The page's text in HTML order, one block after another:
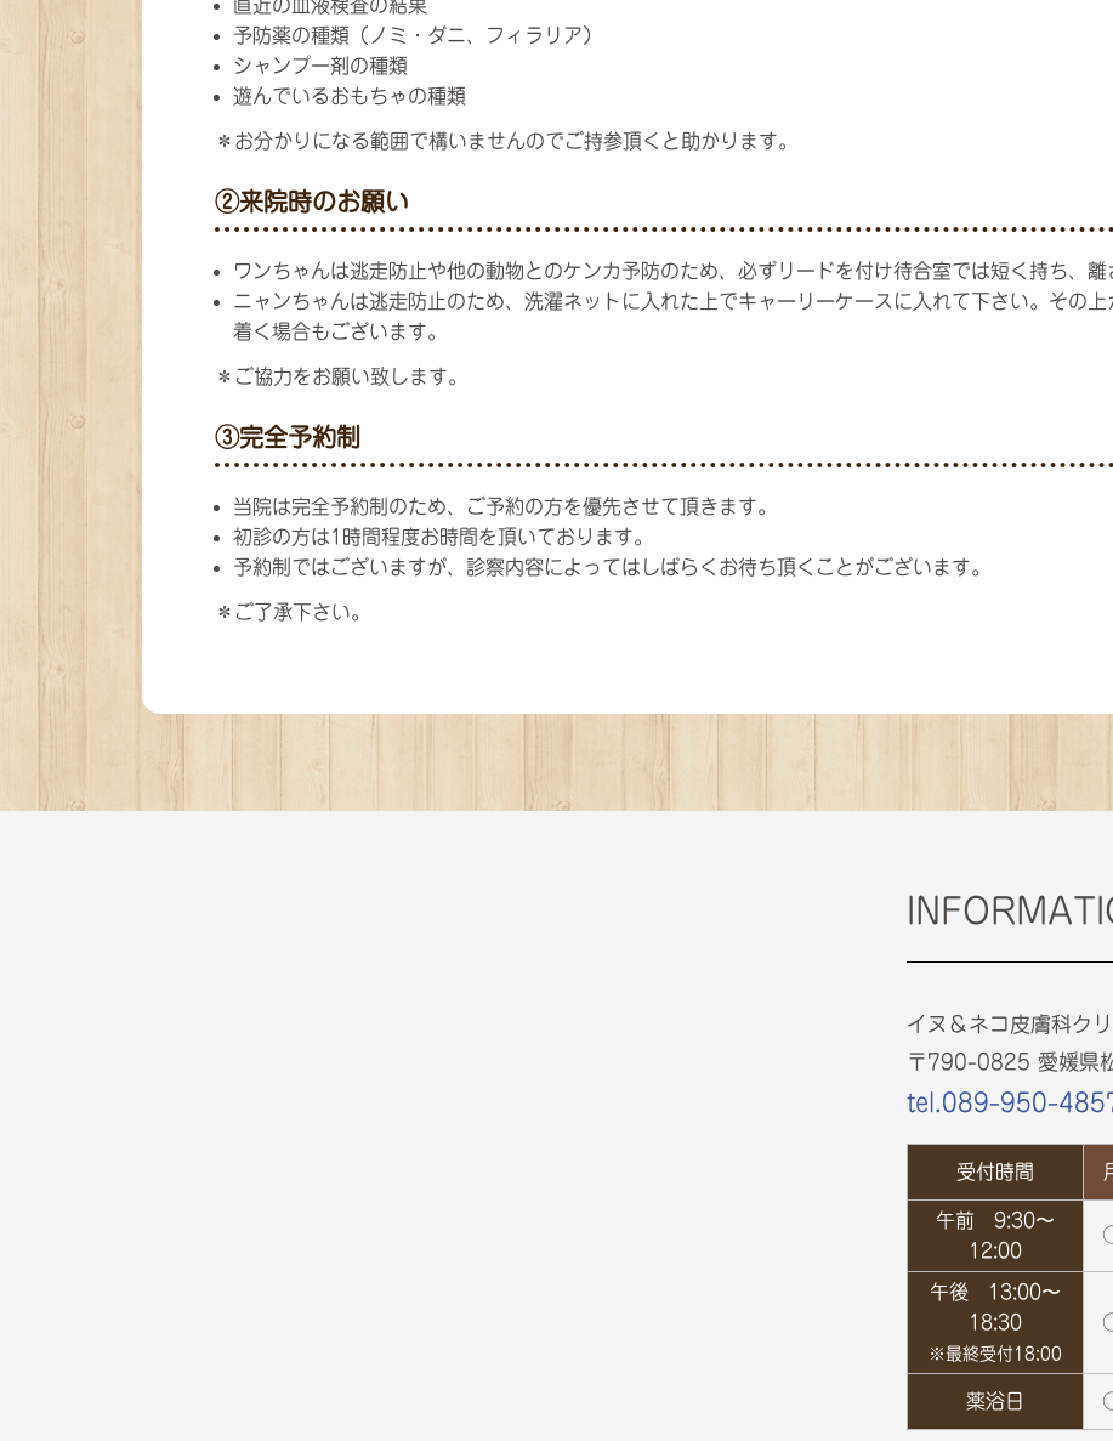
直近の血液検査の結果
予防薬の種類（ノミ・ダニ、フィラリア）
シャンプー剤の種類
遊んでいるおもちゃの種類
＊お分かりになる範囲で構いませんのでご持参頂くと助かります。
②来院時のお願い
ワンちゃんは逃走防止や他の動物とのケンカ予防のため、必ずリードを付け待合室では短く持ち、離
ニャンちゃんは逃走防止のため、洗濯ネットに入れた上でキャーリーケースに入れて下さい。その
着く場合もございます。
＊ご協力をお願い致します。
③完全予約制
当院は完全予約制のため、ご予約の方を優先させて頂きます。
初診の方は1時間程度お時間を頂いております。
予約制ではございますが、診察内容によってはしばらくお待ち頂くことがございます。
＊ご了承下さい。
イヌ＆ネコ皮膚科ク
〒790-0825 愛媛県
tel.089-950-
受付時間
午前 9:30〜
12:00
午後 13:00〜
18:30
※最終受付18:00
薬浴日